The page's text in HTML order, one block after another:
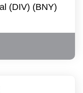
(DIV) (BNY)